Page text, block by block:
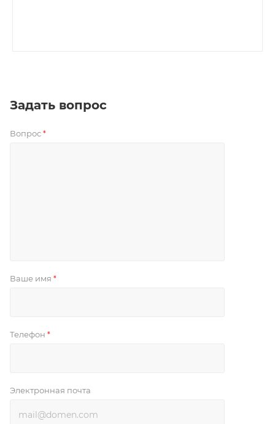
Задать вопрос
Вопрос *
Ваше имя *
Телефон *
Электронная почта